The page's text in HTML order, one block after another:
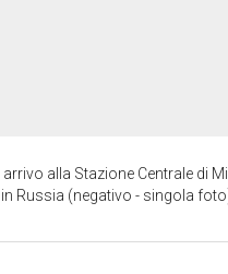
alla Stazione Centrale di
Russia (negativo - singola